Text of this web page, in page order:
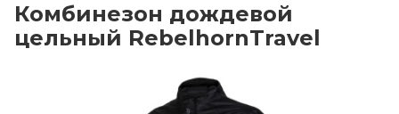
Комбинезон дождевой
цельный RebelhornTravel